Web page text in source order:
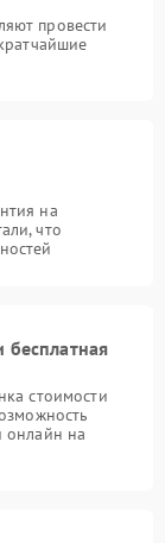
провести
на
что
бесплатная
стоимости
онлайн на